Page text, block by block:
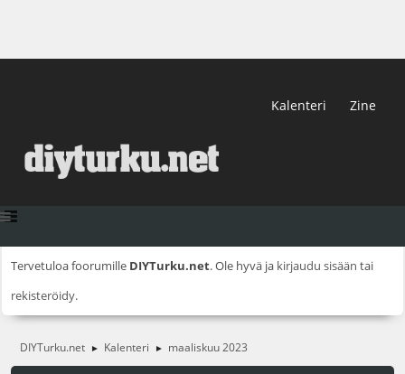
Kalenteri Zine
Tervetuloa foorumille DIYTurku.net. Ole hyvä ja kirjaudu sisään tai
rekisteröidy.
DIYTurku.net ► Kalenteri ► maaliskuu 2023